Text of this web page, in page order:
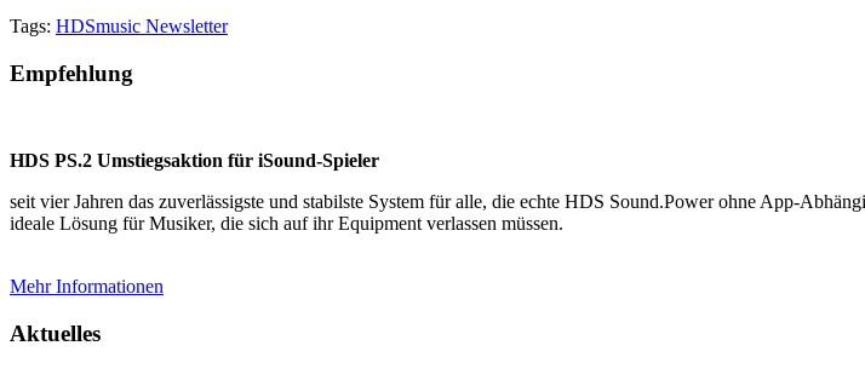
Tags: HDSmusic Newsletter
Empfehlung
HDS PS.2 Umstiegsaktion für iSound‑Spieler
seit vier Jahren das zuverlässigste und stabilste System für alle, die echte HDS Sound.Power ohne
ideale Lösung für Musiker, die sich auf ihr Equipment verlassen müssen.
Mehr Informationen
Aktuelles